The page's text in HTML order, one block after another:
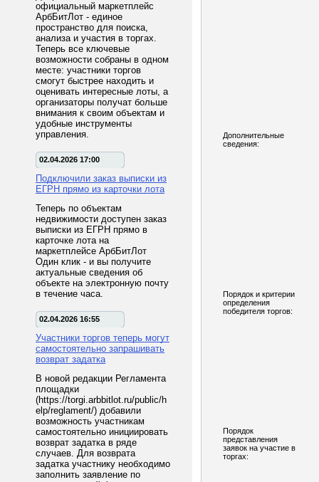
официальный маркетплейс
АрбБитЛот - единое
пространство для поиска,
анализа и участия в торгах.
Теперь все ключевые
возможности собраны в одном
месте: участники торгов
смогут быстрее находить и
оценивать интересные лоты, а
организаторы получат больше
внимания к своим объектам и
удобные инструменты
управления.
02.04.2026 17:00
Подключили заказ выписки из
ЕГРН прямо из карточки лота
Теперь по объектам
недвижимости доступен заказ
выписки из ЕГРН прямо в
карточке лота на
маркетплейсе АрбБитЛот
Один клик - и вы получите
актуальные сведения об
объекте на электронную почту
в течение часа.
02.04.2026 16:55
Участники торгов теперь могут
самостоятельно запрашивать
возврат задатка
В новой редакции Регламента
площадки
(https://torgi.arbbitlot.ru/public/h
elp/reglament/) добавили
возможность участникам
самостоятельно инициировать
возврат задатка в ряде
случаев. Для возврата
задатка участнику необходимо
заполнить заявление по
Дополнительные
сведения:
Порядок и критерии
определения
победителя торгов:
Порядок
представления
заявок на участие в
торгах: